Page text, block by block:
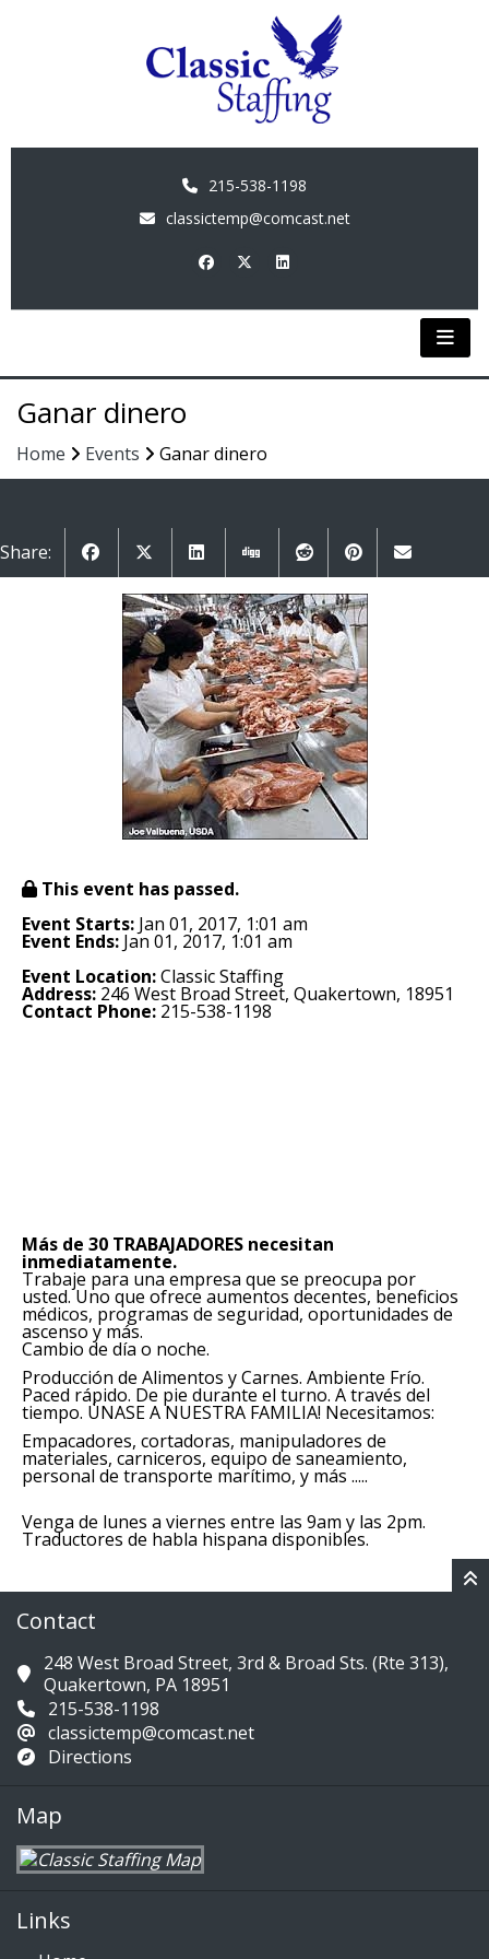
215-538-1198
classictemp@comcast.net
Ganar dinero
Home Events Ganar dinero
Share:
This event has passed.
Event Starts: Jan 01, 2017, 1:01 am
Event Ends: Jan 01, 2017, 1:01 am
Event Location:Classic Staffing
Address: 246 West Broad Street, Quakertown, 18951
Contact Phone: 215-538-1198
Más de 30 TRABAJADORES necesitan
inmediatamente.
Trabaje para una empresa que se preocupa por
usted. Uno que ofrece aumentos decentes, beneficios
médicos, programas de seguridad, oportunidades de
ascenso y más.
Cambio de día o noche.
Producción de Alimentos y Carnes. Ambiente Frío.
Paced rápido. De pie durante el turno. A través del
tiempo. ÚNASE A NUESTRA FAMILIA! Necesitamos:
Empacadores, cortadoras, manipuladores de
materiales, carniceros, equipo de saneamiento,
personal de transporte marítimo, y más .....
Venga de lunes a viernes entre las 9am y las 2pm.
Traductores de habla hispana disponibles.
Contact
248 West Broad Street, 3rd & Broad Sts. (Rte 313),
Quakertown, PA 18951
215-538-1198
classictemp@comcast.net
Directions
Map
Links